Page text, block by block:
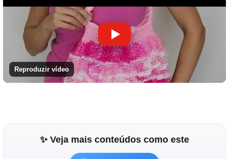
Reproduzir vídeo
✨ Veja mais conteúdos como este